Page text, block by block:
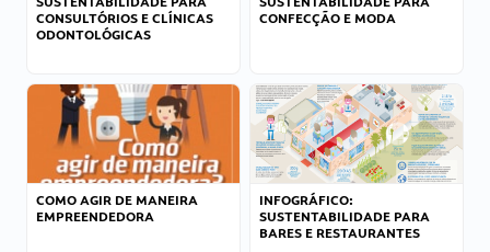
CONSULTÓRIOS E CLÍNICAS
ODONTOLÓGICAS
CONFECÇÃO E MODA
COMO AGIR DE MANEIRA
EMPREENDEDORA
INFOGRÁFICO:
SUSTENTABILIDADE PARA
BARES E RESTAURANTES